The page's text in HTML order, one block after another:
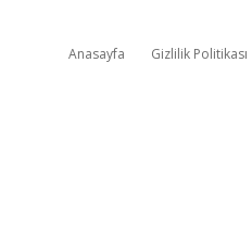
Anasayfa Gizlilik Politikası